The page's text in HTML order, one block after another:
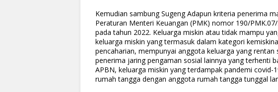
Kemudian sambung Sugeng Adapun kriteria penerima
Peraturan Menteri Keuangan (PMK) nomor 190/
pada tahun 2022. Keluarga miskin atau tidak mampu
keluarga miskin yang termasuk dalam kategori
pencaharian, mempunyai anggota keluarga yang
penerima jaring pengaman sosial lainnya yang terhenti
APBN, keluarga miskin yang terdampak pandemi
rumah tangga dengan anggota rumah tangga tunggal